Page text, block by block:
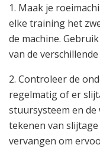
1. Maak je
elke training het
de machine.
van de
2. Controleer de
regelmatig of er
stuursysteem en de
tekenen van
vervangen om